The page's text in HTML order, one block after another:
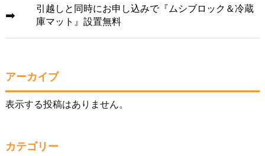
引越しと同時にお申し込みで『ムシブロック＆冷蔵
庫マット』設置無料
アーカイブ
表示する投稿はありません。
カテゴリー